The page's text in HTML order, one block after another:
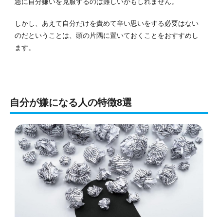
しかし、あえて自分だけを責めて辛い思いをする必要はない
のだということは、頭の片隅に置いておくことをおすすめし
ます。
自分が嫌になる人の特徴8選